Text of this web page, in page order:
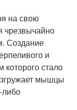
на свою
чрезвычайно
Создание
и
которого стало
мышцы
либо